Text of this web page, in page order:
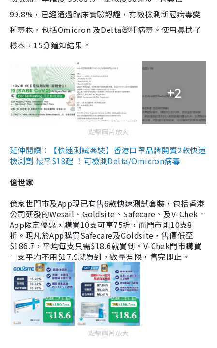
99.8%，已經通過臨床實驗認證，有效檢測新冠病毒變
種毒株，包括Omicron 及Delta變種病毒。使用鼻拭子
樣本，15分鐘知結果。
+2
點擊圖片放大
延伸閱讀：【快速測試套裝】香港口罩品牌開賣2款快速
檢測劑 最平$18起 ！可檢測Delta/Omicron病毒
億世家
億家世門市及App現已有售6款快速測試套裝，包括香港
公司研發的Wesail、Goldsite、Safecare、及V-Chek。
App限定優惠，購買10支可享75折，而門市則10支8
折。現凡於App購買Safecare及Goldsite，售價低至
$186.7，平均每支只需$18.6就買到。V-Chek門市購買
一支平均不用$17.9就買到，數量有限，售完即止。
點擊圖片放大